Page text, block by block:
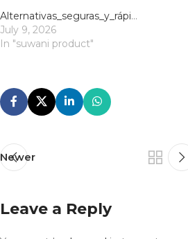
Alternativas_seguras_y_rápidas_para_acceder_a_1xslots_login_en_cualquier_moment
July 9, 2026
In "suwani product"
Newer
Leave a Reply